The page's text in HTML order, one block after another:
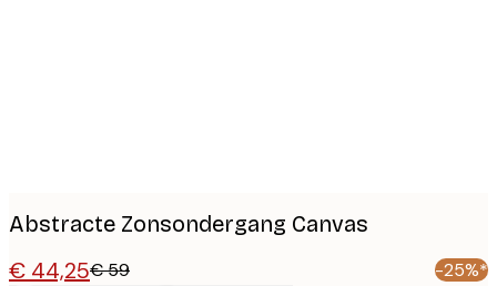
Abstracte Zonsondergang Canvas
€ 44,25€ 59 -25%*